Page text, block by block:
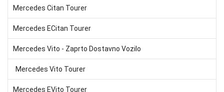
Mercedes Citan Tourer
Mercedes ECitan Tourer
Mercedes Vito - Zaprto Dostavno Vozilo
Mercedes Vito Tourer
Mercedes EVito Tourer